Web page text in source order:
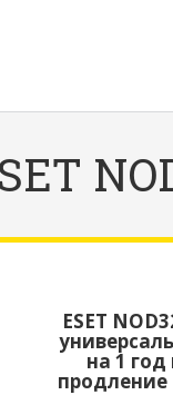
ESET
на 1
продление